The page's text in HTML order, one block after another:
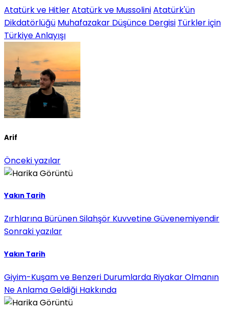
Atatürk ve HitlerAtatürk ve MussoliniAtatürk'ün
Dikdatörlüğü Muhafazakar Düşünce Dergisi Türkler için
Türkiye Anlayışı
Arif
Önceki yazılar
Yakın Tarih
Zırhlarına Bürünen Silahşör Kuvvetine Güvenemiyendir
Sonraki yazılar
Yakın Tarih
Giyim-Kuşam ve Benzeri Durumlarda Riyakar Olmanın
Ne Anlama Geldiği Hakkında